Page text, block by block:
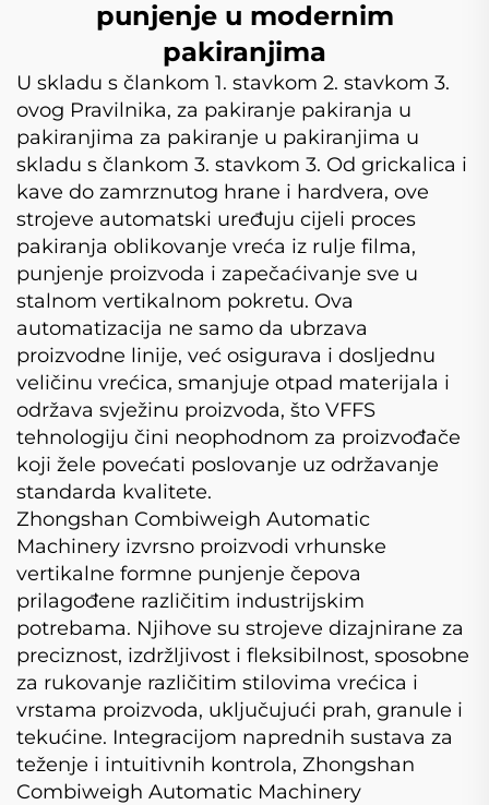
punjenje u modernim
pakiranjima
U skladu s člankom 1. stavkom 2. stavkom 3.
ovog Pravilnika, za pakiranje pakiranja u
pakiranjima za pakiranje u pakiranjima u
skladu s člankom 3. stavkom 3. Od grickalica i
kave do zamrznutog hrane i hardvera, ove
strojeve automatski uređuju cijeli proces
pakiranja oblikovanje vreća iz rulje filma,
punjenje proizvoda i zapečaćivanje sve u
stalnom vertikalnom pokretu. Ova
automatizacija ne samo da ubrzava
proizvodne linije, već osigurava i dosljednu
veličinu vrećica, smanjuje otpad materijala i
održava svježinu proizvoda, što VFFS
tehnologiju čini neophodnom za proizvođače
koji žele povećati poslovanje uz održavanje
standarda kvalitete.
Zhongshan Combiweigh Automatic
Machinery izvrsno proizvodi vrhunske
vertikalne formne punjenje čepova
prilagođene različitim industrijskim
potrebama. Njihove su strojeve dizajnirane za
preciznost, izdržljivost i fleksibilnost, sposobne
za rukovanje različitim stilovima vrećica i
vrstama proizvoda, uključujući prah, granule i
tekućine. Integracijom naprednih sustava za
teženje i intuitivnih kontrola, Zhongshan
Combiweigh Automatic Machinery